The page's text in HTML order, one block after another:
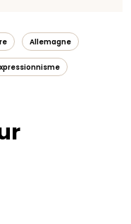
Allemagne